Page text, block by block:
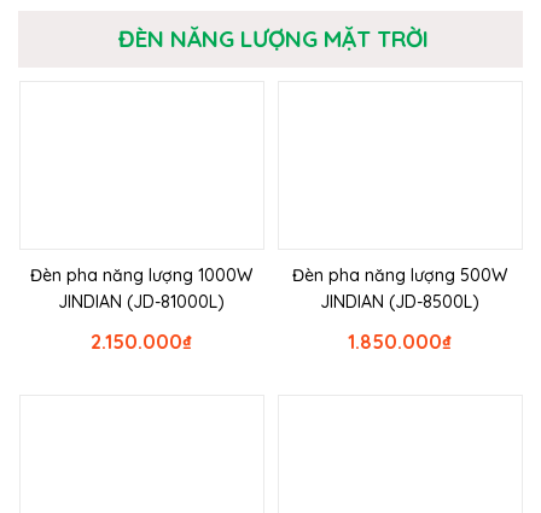
ĐÈN NĂNG LƯỢNG MẶT TRỜI
Đèn pha năng lượng 1000W
JINDIAN (JD-81000L)
₫
2.150.000
Đèn pha năng lượng 500W
JINDIAN (JD-8500L)
₫
1.850.000